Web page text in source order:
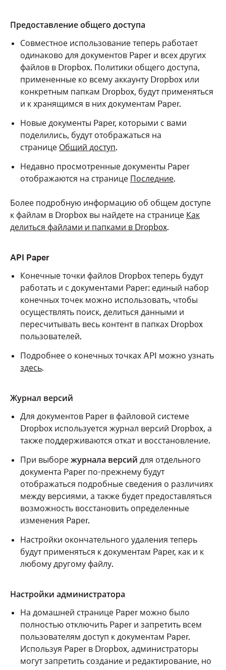
Предоставление общего доступа
Совместное использование теперь работает
одинаково для документов Paper и всех других
файлов в Dropbox. Политики общего доступа,
примененные ко всему аккаунту Dropbox или
конкретным папкам Dropbox, будут применяться
и к хранящимся в них документам Paper.
Новые документы Paper, которыми с вами
поделились, будут отображаться на
странице Общий доступ.
Недавно просмотренные документы Paper
отображаются на странице Последние.
Более подробную информацию об общем доступе
к файлам в Dropbox вы найдете на странице Как
делиться файлами и папками в Dropbox.
API Paper
Конечные точки файлов Dropbox теперь будут
работать и с документами Paper: единый набор
конечных точек можно использовать, чтобы
осуществлять поиск, делиться данными и
пересчитывать весь контент в папках Dropbox
пользователей.
Подробнее о конечных точках API можно узнать
здесь.
Журнал версий
Для документов Paper в файловой системе
Dropbox используется журнал версий Dropbox, а
также поддерживаются откат и восстановление.
При выборе журнала версий для отдельного
документа Paper по-прежнему будут
отображаться подробные сведения о различиях
между версиями, а также будет предоставляться
возможность восстановить определенные
изменения Paper.
Настройки окончательного удаления теперь
будут применяться к документам Paper, как и к
любому другому файлу.
Настройки администратора
На домашней странице Paper можно было
полностью отключить Paper и запретить всем
пользователям доступ к документам Paper.
Используя Paper в Dropbox, администраторы
могут запретить создание и редактирование, но